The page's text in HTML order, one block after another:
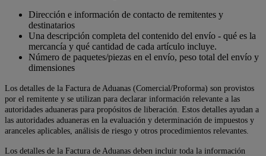
Dirección e información de contacto de remitentes y
destinatarios
Una descripción completa del contenido del envío - qué es la
mercancía y qué cantidad de cada artículo incluye.
Número de paquetes/piezas en el envío, peso total del envío y
dimensiones
Los detalles de la Factura de Aduanas (Comercial/Proforma) son provistos
por el remitente y se utilizan para declarar información relevante a las
autoridades aduaneras para propósitos de liberación. Estos detalles ayudan a
las autoridades aduaneras en la evaluación y determinación de impuestos y
aranceles aplicables, análisis de riesgo y otros procedimientos relevantes.
Los detalles de la Factura de Aduanas deben incluir toda la información